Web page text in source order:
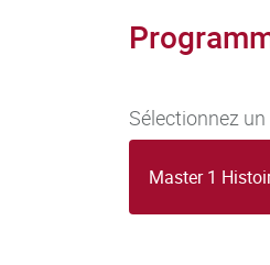
Sélectionnez
Master 1